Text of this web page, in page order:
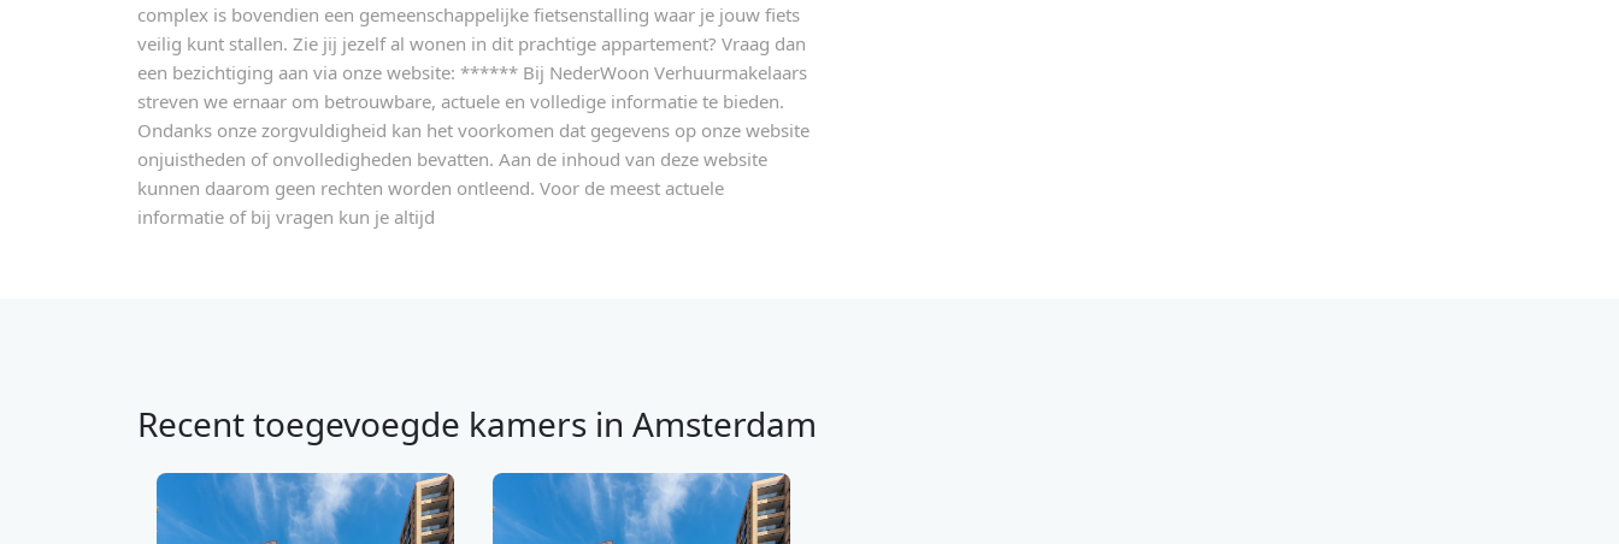
complex is bovendien een gemeenschappelijke fietsenstalling waar je jouw fiets
veilig kunt stallen. Zie jij jezelf al wonen in dit prachtige appartement? Vraag dan
een bezichtiging aan via onze website: ****** Bij NederWoon Verhuurmakelaars
streven we ernaar om betrouwbare, actuele en volledige informatie te bieden.
Ondanks onze zorgvuldigheid kan het voorkomen dat gegevens op onze website
onjuistheden of onvolledigheden bevatten. Aan de inhoud van deze website
kunnen daarom geen rechten worden ontleend. Voor de meest actuele
informatie of bij vragen kun je altijd
Recent toegevoegde kamers in Amsterdam